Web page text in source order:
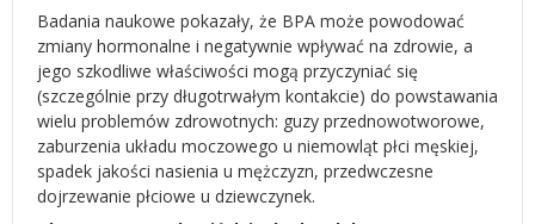
Badania naukowe pokazały, że BPA może powodować
zmiany hormonalne i negatywnie wpływać na zdrowie, a
jego szkodliwe właściwości mogą przyczyniać się
(szczególnie przy długotrwałym kontakcie) do powstawania
wielu problemów zdrowotnych: guzy przednowotworowe,
zaburzenia układu moczowego u niemowląt płci męskiej,
spadek jakości nasienia u mężczyzn, przedwczesne
dojrzewanie płciowe u dziewczynek.